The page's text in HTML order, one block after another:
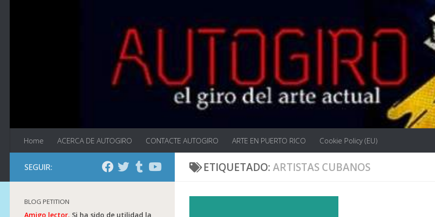
Home ACERCA DE AUTOGIRO CONTACTE AUTOGIRO ARTE EN PUERTO RICO Cookie Policy (EU)
ETIQUETADO: ARTISTAS CUBANOS
SEGUIR:
BLOG PETITION
Amigo lector. Si ha sido de utilidad la